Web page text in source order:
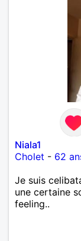
Niala1
Cholet - 62
Je suis
une certaine
feeling..